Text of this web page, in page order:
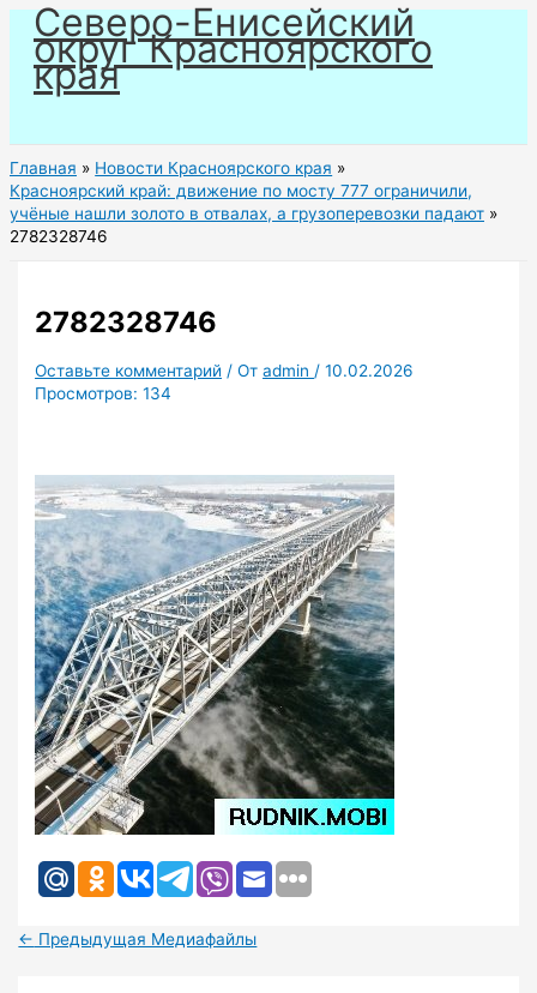
Перейти
содержимому
Северо-Енисейский
округ Красноярского
края
Главная
Новости Красноярского края
Красноярский край: движение по мосту 777 ограничили,
учёные нашли золото в отвалах, а грузоперевозки падают
2782328746
2782328746
Оставьте комментарий / Отadmin /10.02.2026
Просмотров: 134
← Предыдущая Медиафайлы